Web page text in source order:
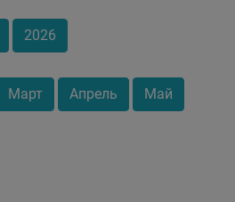
2026
Март Апрель Май